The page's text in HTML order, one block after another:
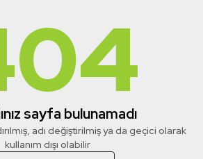
sayfa bulunamadı
adı değiştirilmiş ya da geçici olarak
kullanım dışı olabilir